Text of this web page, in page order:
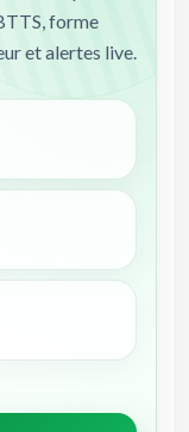
forme
et alertes live.